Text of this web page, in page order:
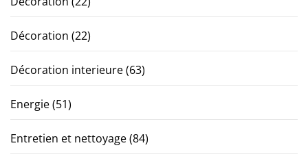
Décoration (22)
Décoration interieure(63)
Energie(51)
Entretien et nettoyage(84)